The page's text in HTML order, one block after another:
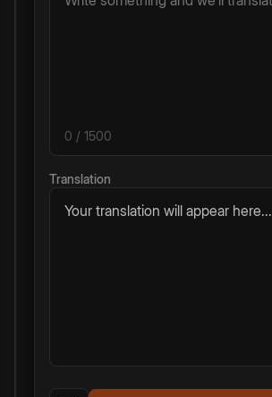
0 / 1500
Translation
Your translation will appear here...